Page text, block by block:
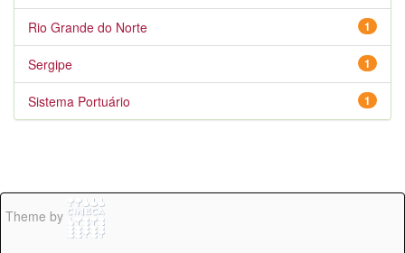
1
Rio Grande do Norte
1
Sergipe
1
Sistema Portuário
Theme by